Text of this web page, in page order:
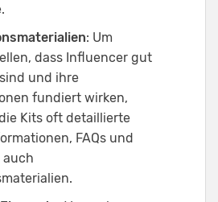
: Um
dass Influencer gut
und ihre
fundiert wirken,
Kits oft detaillierte
FAQs und
auch